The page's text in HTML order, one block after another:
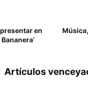
en
Artículos